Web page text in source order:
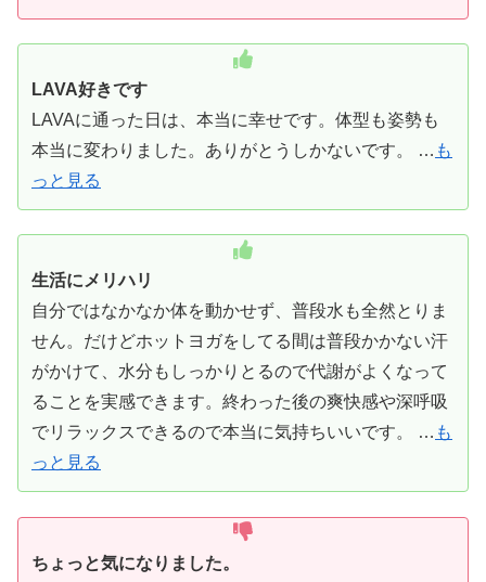
LAVA好きです
LAVAに通った日は、本当に幸せです。体型も姿勢も
本当に変わりました。ありがとうしかないです。 … も
っと見る
生活にメリハリ
自分ではなかなか体を動かせず、普段水も全然とりま
せん。だけどホットヨガをしてる間は普段かかない汗
がかけて、水分もしっかりとるので代謝がよくなって
ることを実感できます。終わった後の爽快感や深呼吸
でリラックスできるので本当に気持ちいいです。 … も
っと見る
ちょっと気になりました。